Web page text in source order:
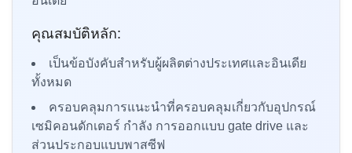
คุณสมบัติหลัก:
เป็นข้อบังคับสำหรับผู้ผลิตต่างประเทศและอินเดีย
ทั้งหมด
ครอบคลุมการแนะนำที่ครอบคลุมเกี่ยวกับอุปกรณ์
เซมิคอนดักเตอร์ กำลัง การออกแบบ gate drive และ
ส่วนประกอบแบบพาสซีฟ